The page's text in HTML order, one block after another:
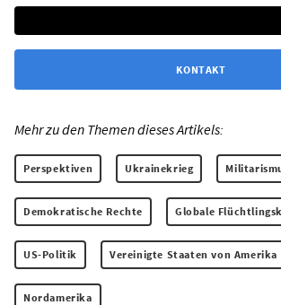
KONTAKT
Mehr zu den Themen dieses Artikels:
Perspektiven Ukrainekrieg
Demokratische Rechte Globale
US-Politik Vereinigte Staaten von Amerika
Nordamerika